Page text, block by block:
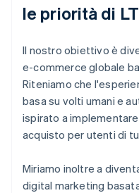
le priorità di
Il nostro obiettivo è
e-commerce globale
Riteniamo che
basa su volti umani e
ispirato a
acquisto per utenti di
Miriamo inoltre a
digital marketing